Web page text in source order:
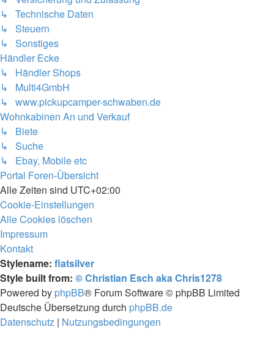
↳ Technische Daten
↳ Steuern
↳ Sonstiges
Händler Ecke
↳ Händler Shops
↳ Multi4GmbH
↳ www.pickupcamper-schwaben.de
Wohnkabinen An und Verkauf
↳ Biete
↳ Suche
↳ Ebay, Mobile etc
Portal Foren-Übersicht
Alle Zeiten sind UTC+02:00
Cookie-Einstellungen
Alle Cookies löschen
Impressum
Kontakt
Stylename: flatsilver
Style built from: © Christian Esch aka Chris1278
Powered by phpBB® Forum Software © phpBB Limited
Deutsche Übersetzung durch phpBB.de
Datenschutz | Nutzungsbedingungen